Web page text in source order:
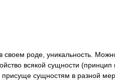
в своем роде уникальность
всякой сущности (принцип
присуще сущностям в разной